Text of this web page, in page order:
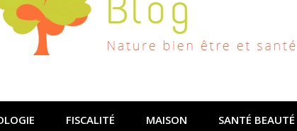
FISCALITÉ MAISON SANTÉ BEAUTÉ